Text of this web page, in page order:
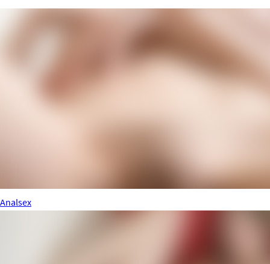
Analsex